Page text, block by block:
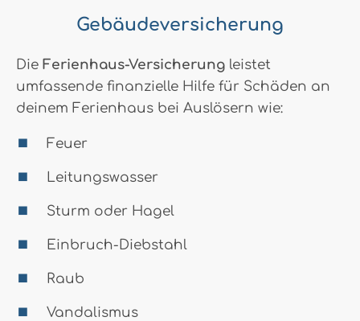
Gebäudeversicherung
Die Ferienhaus-Versicherung leistet
umfassende finanzielle Hilfe für Schäden an
deinem Ferienhaus bei Auslösern wie:
Feuer
Leitungswasser
Sturm oder Hagel
Einbruch-Diebstahl
Raub
Vandalismus